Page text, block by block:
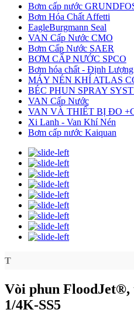
Bơm cấp nước
Bơm Hóa Chất Affetti
EagleBurgmann Seal
VAN Cấp Nước CMO
Bơm Cấp Nước SAER
BƠM CẤP NƯỚC SPCO
Bơm hóa chất - Định Lượng
MÁY NÉN KHÍ ATLAS
BÉC PHUN SPRAY
VAN Cấp Nước
VAN VÀ THIẾT BỊ ĐO
Xi Lanh - Van Khí Nén
Bơm cấp nước Kaiquan
T
Vòi phun FloodJet®,
1/4K-SS5